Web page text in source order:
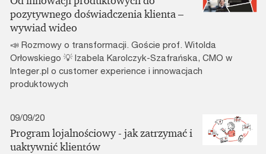
pozytywnego doświadczenia klienta –
wywiad wideo
📣 Rozmowy o transformacji. Goście prof. Witolda
Orłowskiego 💡 Izabela Karolczyk-Szafrańska, CMO w
Integer.pl o customer experience i innowacjach
produktowych
09/09/20
Program lojalnościowy - jak zatrzymać i
uaktywnić klientów